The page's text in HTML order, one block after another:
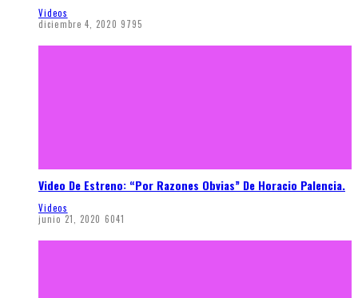
Videos
diciembre 4, 2020 9795
Video De Estreno: “Por Razones Obvias” De Horacio Palencia.
Videos
junio 21, 2020 6041